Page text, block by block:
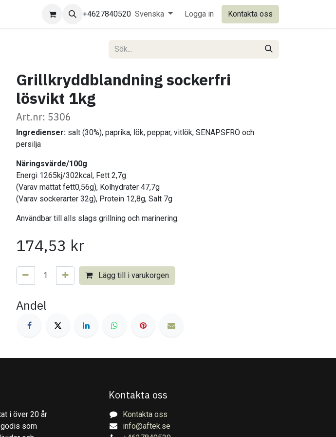
+4627840520 Svenska Logga in Kontakta oss
Grillkryddblandning sockerfri
lösvikt 1kg
Art.nr: 5306
Ingredienser: salt (30%), paprika, lök, peppar, vitlök, SENAPSFRÖ och
persilja
Näringsvärde/100g
Energi 1265kj/302kcal, Fett 2,7g
(Varav mättat fett0,56g), Kolhydrater 47,7g
(Varav sockerarter 32g), Protein 12,8g, Salt 7g
Användbar till alls slags grillning och marinering.
174,53 kr
Lägg till i varukorgen
Andel
i över 20 år
som
Kontakta oss
Kontakta oss
info@aftek.se